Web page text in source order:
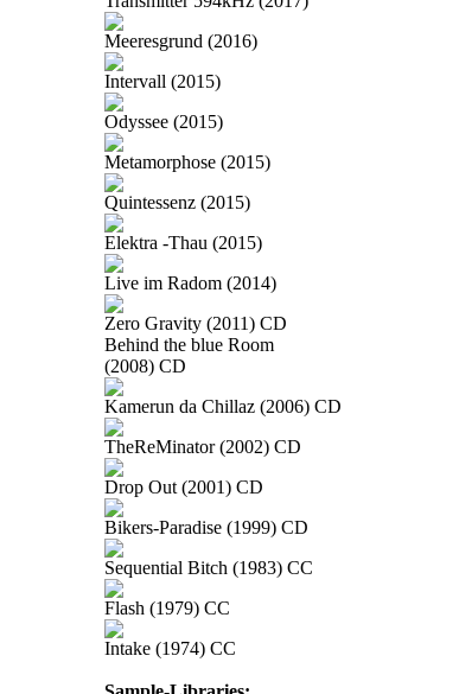
Meeresgrund (2016)
Intervall (2015)
Odyssee (2015)
Metamorphose (2015)
Quintessenz (2015)
Elektra -Thau (2015)
Live im Radom (2014)
Zero Gravity (2011) CD
Behind the blue Room
(2008) CD
Kamerun da Chillaz (2006) CD
TheReMinator (2002) CD
Drop Out (2001) CD
Bikers-Paradise (1999) CD
Sequential Bitch (1983) CC
Flash (1979) CC
Intake (1974) CC